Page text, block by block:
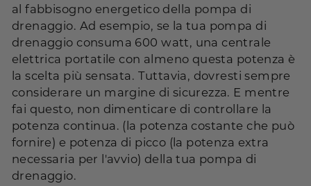
al fabbisogno energetico della pompa di
drenaggio. Ad esempio, se la tua pompa di
drenaggio consuma 600 watt, una centrale
elettrica portatile con almeno questa potenza è
la scelta più sensata. Tuttavia, dovresti sempre
considerare un margine di sicurezza. E mentre
fai questo, non dimenticare di controllare la
potenza continua. (la potenza costante che può
fornire) e potenza di picco (la potenza extra
necessaria per l'avvio) della tua pompa di
drenaggio.